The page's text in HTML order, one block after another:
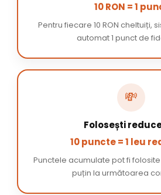
10 RON = 1
Pentru fiecare 10 RON cheltuiți,
automat 1 punct de
💸
Folosești
10 puncte = 1 leu
Punctele acumulate pot fi
puțin la următoarea